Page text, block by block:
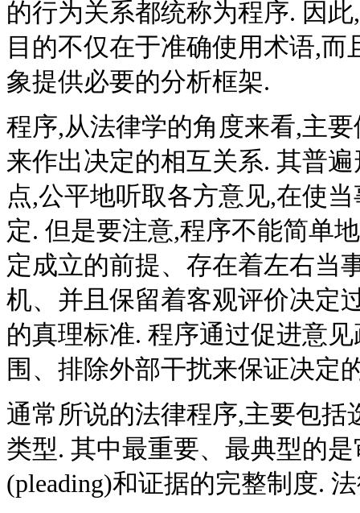
的行为关系都统称为程序. 因
目的不仅在于准确使用术语,
象提供必要的分析框架.
程序,从法律学的角度来看,主
来作出决定的相互关系. 其普
点,公平地听取各方意见,在使
定. 但是要注意,程序不能简单
定成立的前提、存在着左右当
机、并且保留着客观评价决定
的真理标准. 程序通过促进意
围、排除外部干扰来保证决定
通常所说的法律程序,主要包
类型. 其中最重要、最典型的
(pleading)和证据的完整制度.